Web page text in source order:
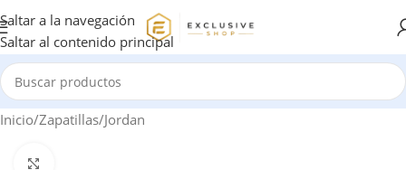
Saltar a la navegación
Saltar al contenido principal
Inicio/Zapatillas/Jordan